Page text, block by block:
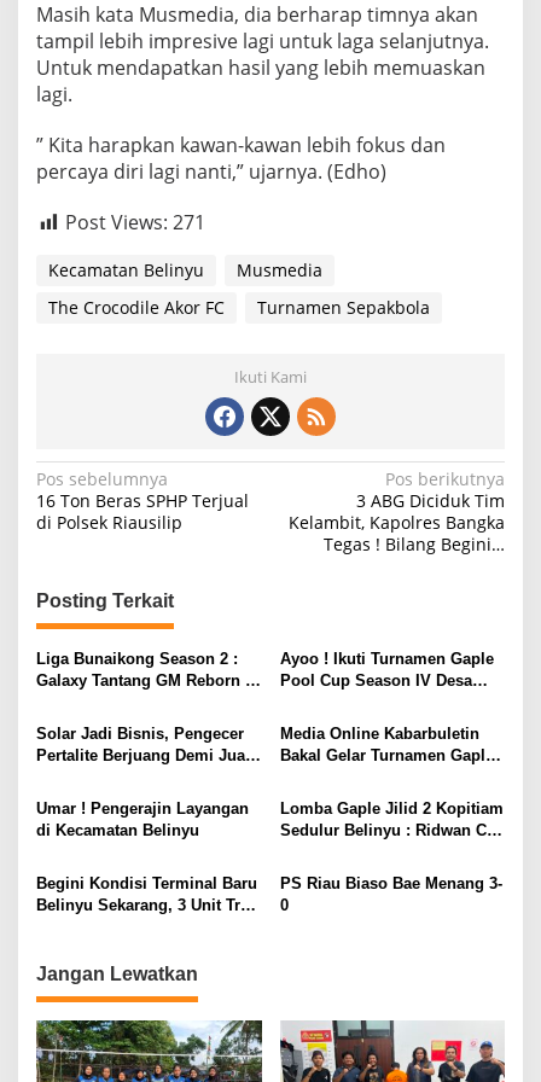
Masih kata Musmedia, dia berharap timnya akan
tampil lebih impresive lagi untuk laga selanjutnya.
Untuk mendapatkan hasil yang lebih memuaskan
lagi.
” Kita harapkan kawan-kawan lebih fokus dan
percaya diri lagi nanti,” ujarnya. (Edho)
Post Views: 271
Kecamatan Belinyu
Musmedia
The Crocodile Akor FC
Turnamen Sepakbola
Ikuti Kami
N
a
i
g
a
s
i
p
s
Pos sebelumnya
16 Ton Beras SPHP Terjual
di Polsek Riausilip
Pos berikutnya
3 ABG Diciduk Tim
Kelambit, Kapolres Bangka
Tegas ! Bilang Begini…
Posting Terkait
Liga Bunaikong Season 2 :
Galaxy Tantang GM Reborn di
Ayoo ! Ikuti Turnamen Gaple
Pool Cup Season IV Desa
Solar Jadi Bisnis, Pengecer
Pertalite Berjuang Demi Jual
BBM Jadi Picu Antrean
Panjang
Media Online Kabarbuletin
Bakal Gelar Turnamen Gaple
Sampai Peringkat 8 Besar
Lho !
Umar ! Pengerajin Layangan
di Kecamatan Belinyu
Lomba Gaple Jilid 2 Kopitiam
Sedulur Belinyu : Ridwan Cs
​Begini Kondisi Terminal Baru
Belinyu Sekarang, 3 Unit Truk
PS Riau Biaso Bae Menang 3-
0
Jangan Lewatkan